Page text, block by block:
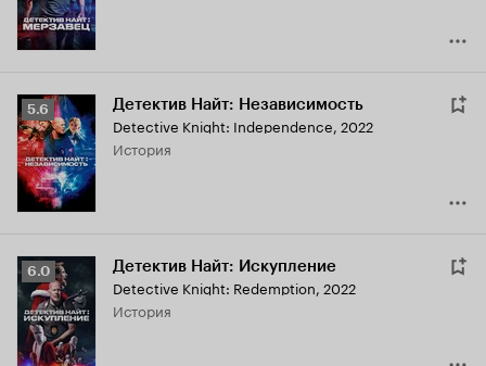
Рейтинг
Кинопоиска
5.6
5.6 Детектив Найт: Независимость
Detective Knight: Independence, 2022
история
Рейтинг
Кинопоиска
6.0
6.0 Детектив Найт: Искупление
Detective Knight: Redemption, 2022
история